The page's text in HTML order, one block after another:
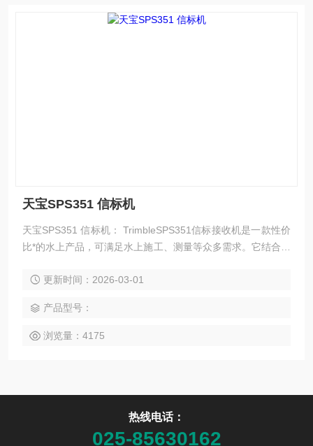
天宝SPS351 信标机
天宝SPS351 信标机： TrimbleSPS351信标接收机是一款性价
比*的水上产品，可满足水上施工、测量等众多需求。它结合了
水上软件，使该接收机能够灵活地应用于广泛的水上施工领域
更新时间：2026-03-01
产品型号：
浏览量：4175
热线电话：
025-85630162